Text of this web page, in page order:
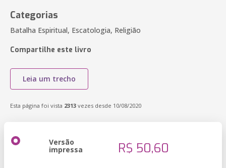
Categorias
Batalha Espiritual, Escatologia, Religião
Compartilhe este livro
Leia um trecho
Esta página foi vista 2313 vezes desde 10/08/2020
Versão
impressa R$ 50,60